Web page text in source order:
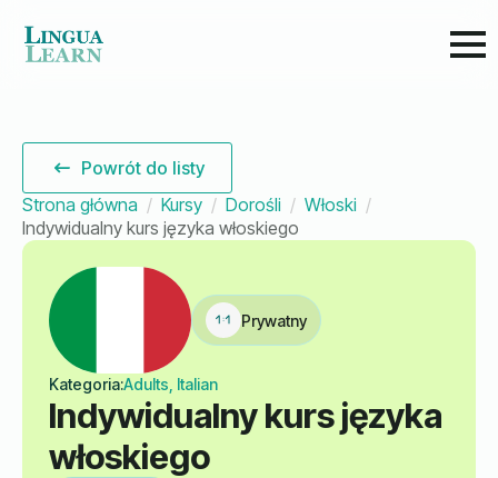
Powrót do listy
Strona główna
Kursy Dorośli
Włoski
Indywidualny kurs języka włoskiego
Prywatny
Kategoria:Adults, Italian
Indywidualny kurs języka
włoskiego